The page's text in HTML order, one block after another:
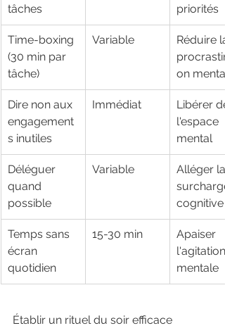
tâches
priorités
Time-boxing
(30 min par
tâche)
Variable
Réduire la
on
Dire non aux
engagement
s inutiles
Immédiat
Libérer de
l'espace
mental
Déléguer
quand
possible
Variable
Alléger la
cognitive
Temps sans
écran
quotidien
15-30 min
Apaiser
l'agitation
mentale
Établir un rituel du soir efficace